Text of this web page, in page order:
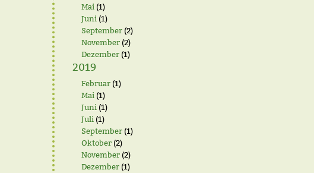
Mai (1)
Juni (1)
September(2)
November(2)
Dezember(1)
2019
Februar(1)
Mai (1)
Juni (1)
Juli (1)
September(1)
Oktober(2)
November(2)
Dezember(1)